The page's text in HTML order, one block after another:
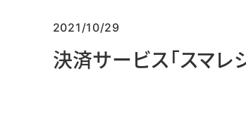
2021/10/29
決済サービス「スマレ